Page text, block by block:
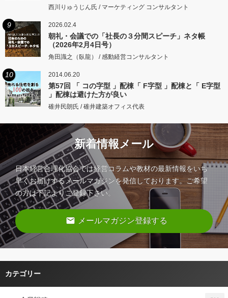
西川りゅうじん氏 / マーケティング コンサルタント
9 2026.02.4
朝礼・会議での「社長の３分間スピーチ」ネタ帳
（2026年2月4日号）
角田識之（臥龍） / 感動経営コンサルタント
10 2014.06.20
第57回 「 コの字型 」配棟「 F字型 」配棟と「 E字型
」配棟は避けた方が良い
碓井民朗氏 / 碓井建築オフィス代表
新着情報メール
日本経営合理化協会では経営コラムや教材の最新情報をいち
早くお届けするメールマガジンを発信しております。ご希望
の方は下記よりご登録下さい。
email メールマガジン登録する
カテゴリー